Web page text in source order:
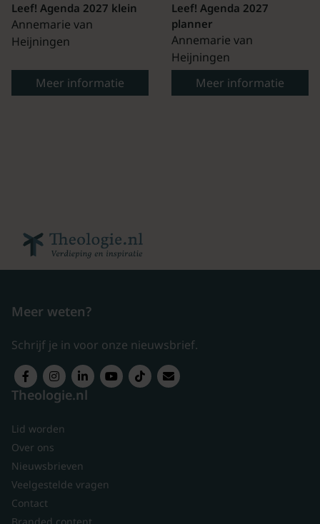
Leef! Agenda 2027 klein
Annemarie van
Heijningen
Meer informatie
Leef! Agenda 2027
planner
Annemarie van
Heijningen
Meer informatie
Meer weten?
Schrijf je in voor onze nieuwsbrief.
Theologie.nl
Lid worden
Over ons
Nieuwsbrieven
Veelgestelde vragen
Contact